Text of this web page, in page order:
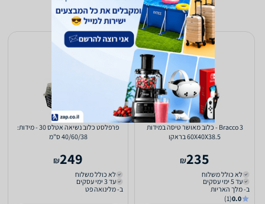
Bracco 3 - כלוב מאושר טיסה במידות
60X40X38.5 בראקו
235
₪
לא כולל משלוח
עד 5 ימי עסקים
ב- מלך האריות
0.0
(1)
פרפלסט כלוב נשיאה אטלס 30 - מידות:
40/60/38 ס"מ
249
₪
לא כולל משלוח
עד 3 ימי עסקים
ב- מלינואה פט